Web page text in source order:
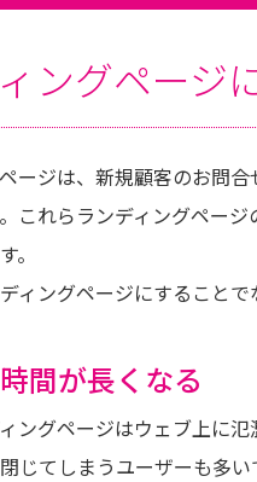
ングページ
ージは、新規顧客のお問
これらランディングペー
。
ィングページにすること
間が長くなる
ングページはウェブ上に
じてしまうユーザーも多い